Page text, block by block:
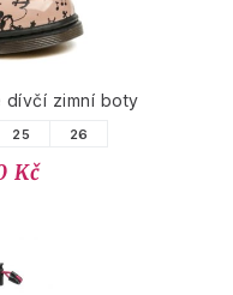
dívčí zimní boty
25 26
Kč